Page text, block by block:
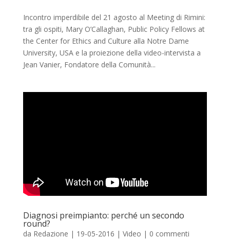
Incontro imperdibile del 21 agosto al Meeting di Rimini:
tra gli ospiti, Mary O’Callaghan, Public Policy Fellows at
the Center for Ethics and Culture alla Notre Dame
University, USA e la proiezione della video-intervista a
Jean Vanier, Fondatore della Comunità...
Diagnosi preimpianto: perché un secondo
round?
da Redazione | 19-05-2016 | Video | 0 commenti